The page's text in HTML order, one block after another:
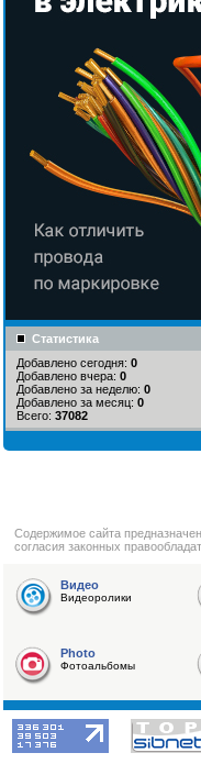
Статистика
Добавлено сегодня: 0
Добавлено вчера: 0
Добавлено за неделю: 0
Добавлено за месяц: 0
Всего: 37082
Cодержимое сайта
согласия законных
Видео
Видеоролики
Photo
Фотоальбомы